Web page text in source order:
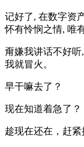
记好了, 在数字资
怀有怜悯之情, 唯
甭嫌我讲话不好
我就冒火。
早干嘛去了？
现在知道着急了？
趁现在还在，赶紧